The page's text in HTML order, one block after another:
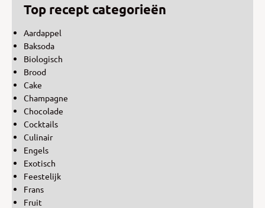
Top recept categorieën
Aardappel
Baksoda
Biologisch
Brood
Cake
Champagne
Chocolade
Cocktails
Culinair
Engels
Exotisch
Feestelijk
Frans
Fruit